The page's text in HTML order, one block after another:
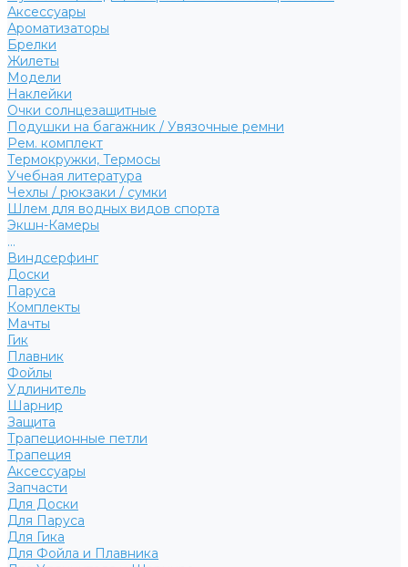
Аксессуары
Ароматизаторы
Брелки
Жилеты
Модели
Наклейки
Очки солнцезащитные
Подушки на багажник / Увязочные ремни
Рем. комплект
Термокружки, Термосы
Учебная литература
Чехлы / рюкзаки / сумки
Шлем для водных видов спорта
Экшн-Камеры
...
Виндсерфинг
Доски
Паруса
Комплекты
Мачты
Гик
Плавник
Фойлы
Удлинитель
Шарнир
Защита
Трапеционные петли
Трапеция
Аксессуары
Запчасти
Для Доски
Для Паруса
Для Гика
Для Фойла и Плавника